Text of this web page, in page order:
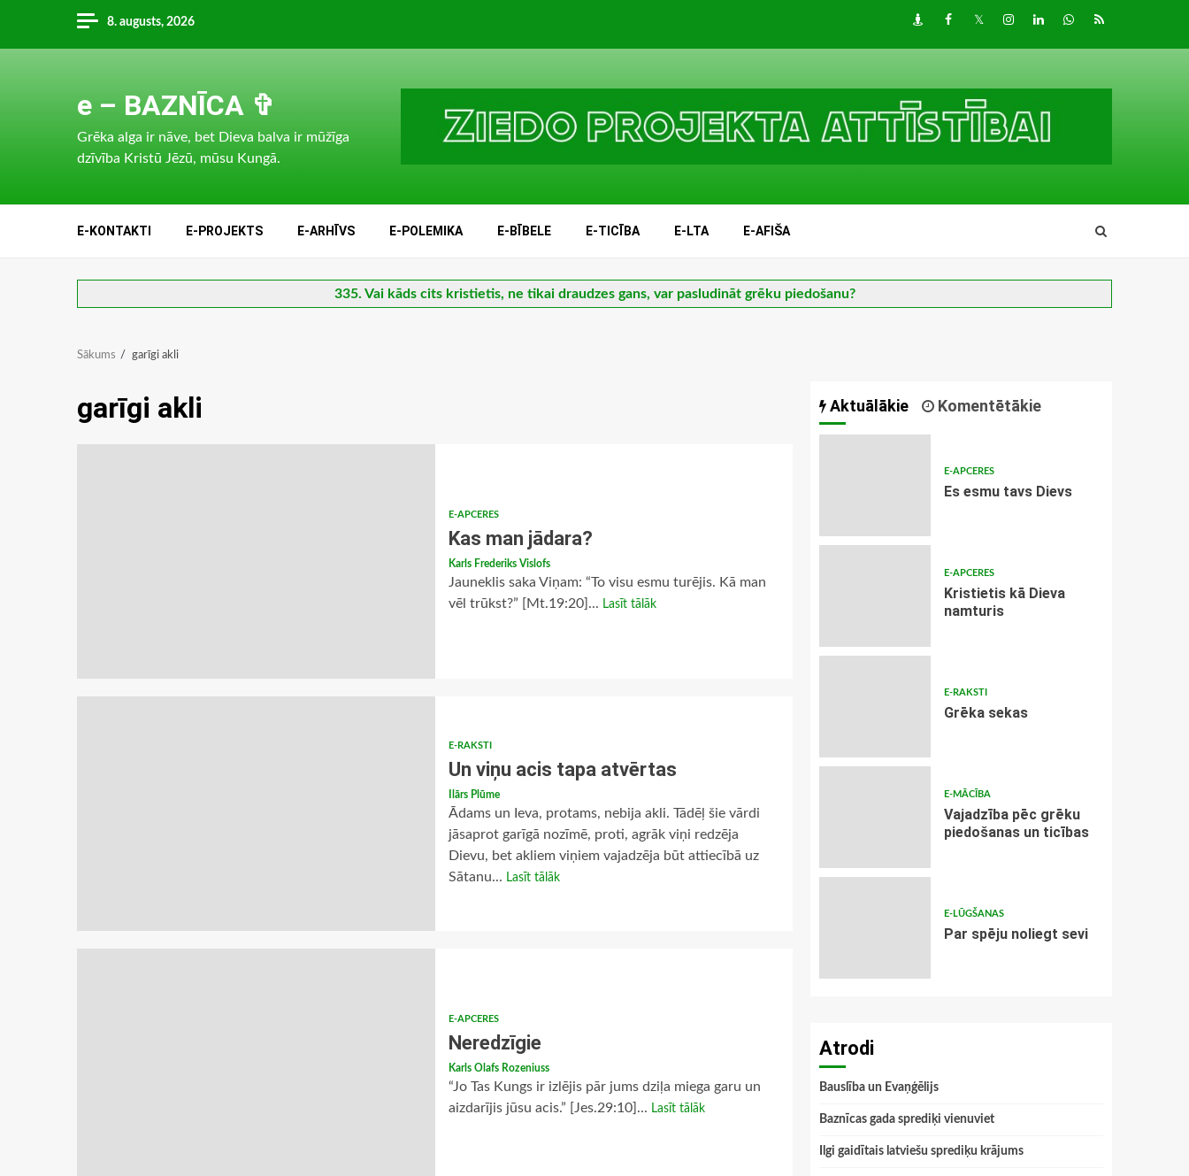
content
8. augusts, 2026 DraugiemFacebook
TwitterInstagram
LinkedInwhatsapp
RSS
e – BAZNĪCA ✞
Grēka alga ir nāve, bet Dieva balva ir mūžīga
dzīvība Kristū Jēzū, mūsu Kungā.
E-KONTAKTI E-PROJEKTS E-ARHĪVS E-POLEMIKA E-BĪBELE E-TICĪBA E-LTA E-AFIŠA
335. Vai kāds cits kristietis, ne tikai draudzes gans, var pasludināt grēku piedošanu?
Sākums garīgi akli
garīgi akli
E-APCERES
Kas man jādara?
Karls Frederiks Vislofs
Jauneklis saka Viņam: “To visu esmu turējis. Kā man
vēl trūkst?” [Mt.19:20]... Lasīt tālāk
E-RAKSTI
Un viņu acis tapa atvērtas
Ilārs Plūme
Ādams un Ieva, protams, nebija akli. Tādēļ šie vārdi
jāsaprot garīgā nozīmē, proti, agrāk viņi redzēja
Dievu, bet akliem viņiem vajadzēja būt attiecībā uz
Sātanu... Lasīt tālāk
E-APCERES
Neredzīgie
Karls Olafs Rozeniuss
“Jo Tas Kungs ir izlējis pār jums dziļa miega garu un
aizdarījis jūsu acis.” [Jes.29:10]... Lasīt tālāk
Aktuālākie Komentētākie
E-APCERES
Es esmu tavs Dievs
E-APCERES
Kristietis kā Dieva
namturis
E-RAKSTI
Grēka sekas
E-MĀCĪBA
Vajadzība pēc grēku
piedošanas un ticības
E-LŪGŠANAS
Par spēju noliegt sevi
Atrodi
Bauslība un Evaņģēlijs
Baznīcas gada sprediķi vienuviet
Ilgi gaidītais latviešu sprediķu krājums